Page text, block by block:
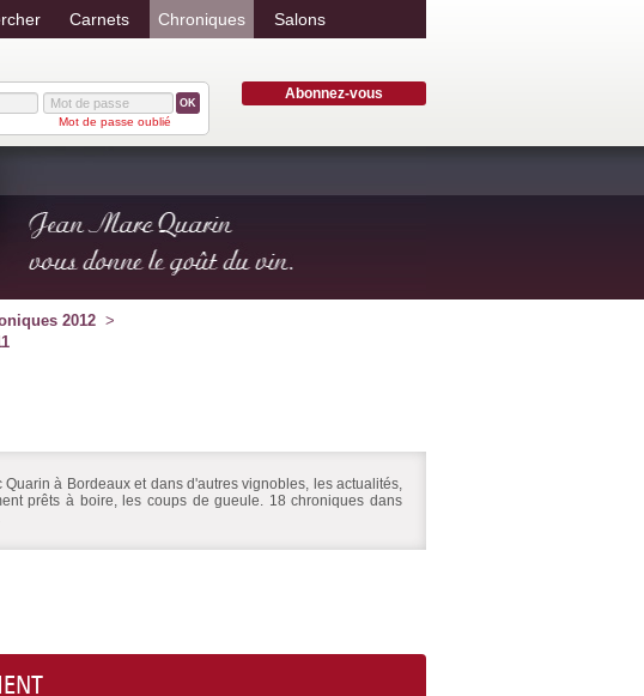
Carnets Chroniques Salons
Abonnez-vous
OK
Mot de passe oublié
2012
à Bordeaux et dans d'autres vignobles, les actualités,
prêts à boire, les coups de gueule. 18 chroniques dans